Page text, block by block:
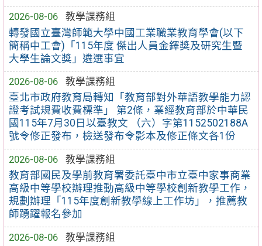
2026-08-06
教學課務組
轉發國立臺灣師範大學中國工業職業教育學會(以下
簡稱中工會)「115年度 傑出人員金鐸獎及研究生暨
大學生論文獎」遴選事宜
2026-08-06
教學課務組
臺北市政府教育局轉知「教育部對外華語教學能力認
證考試規費收費標準」 第2條，業經教育部於中華民
國115年7月30日以臺教文 （六）字第1152502188A
號令修正發布，檢送發布令影本及修正條文各1份
2026-08-06
教學課務組
教育部國民及學前教育署委託臺中市立臺中家事商業
高級中等學校辦理推動高級中等學校創新教學工作，
規劃辦理「115年度創新教學線上工作坊」，推薦教
師踴躍報名參加
2026-08-06
教學課務組